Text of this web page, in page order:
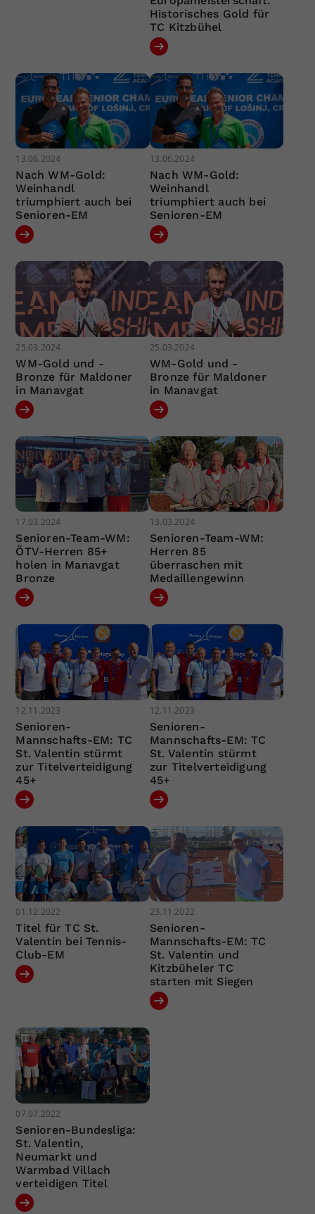
Historisches Gold für
TC Kitzbühel
13.06.2024
Nach WM-Gold:
Weinhandl
triumphiert auch bei
Senioren-EM
13.06.2024
Nach WM-Gold:
Weinhandl
triumphiert auch bei
Senioren-EM
25.03.2024
WM-Gold und -
Bronze für Maldoner
in Manavgat
25.03.2024
WM-Gold und -
Bronze für Maldoner
in Manavgat
17.03.2024
Senioren-Team-WM:
ÖTV-Herren 85+
holen in Manavgat
Bronze
13.03.2024
Senioren-Team-WM:
Herren 85
überraschen mit
Medaillengewinn
12.11.2023
Senioren-
Mannschafts-EM: TC
St. Valentin stürmt
zur Titelverteidigung
45+
12.11.2023
Senioren-
Mannschafts-EM: TC
St. Valentin stürmt
zur Titelverteidigung
45+
01.12.2022
Titel für TC St.
Valentin bei Tennis-
Club-EM
23.11.2022
Senioren-
Mannschafts-EM: TC
St. Valentin und
Kitzbüheler TC
starten mit Siegen
07.07.2022
Senioren-Bundesliga:
St. Valentin,
Neumarkt und
Warmbad Villach
verteidigen Titel